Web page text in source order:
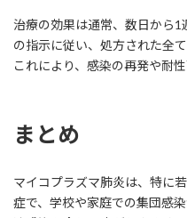
治療の効果は通常、数日から
の指示に従い、処方された全
これにより、感染の再発や耐
まとめ
マイコプラズマ肺炎は、特に
症で、学校や家庭での集団感